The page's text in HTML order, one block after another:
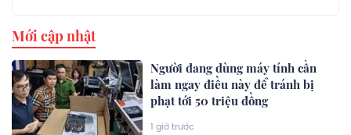
Mới cập nhật
Người đang dùng máy tính cần
làm ngay điều này để tránh bị
phạt tới 50 triệu đồng
1 giờ trước